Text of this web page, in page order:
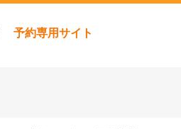
予約専用サイト